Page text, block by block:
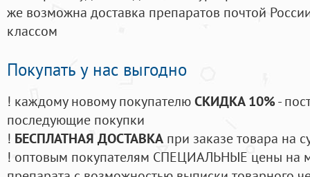
же возможна доставка препаратов почтой
классом
Покупать у нас выгодно
! каждому новому покупателюСКИДКА 10%-
последующие покупки
! БЕСПЛАТНАЯ ДОСТАВКА при заказе товара на
! оптовым покупателям СПЕЦИАЛЬНЫЕ цены на